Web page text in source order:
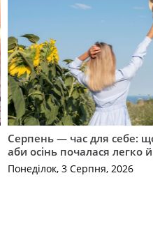
Серпень — час для себе:
аби осінь почалася легко
Понеділок, 3 Серпня, 2026